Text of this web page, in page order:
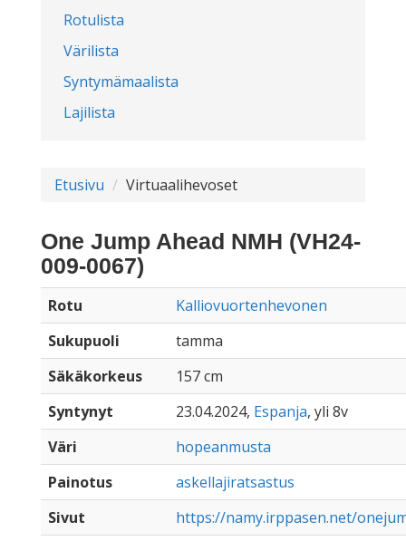
Rotulista
Värilista
Syntymämaalista
Lajilista
Etusivu Virtuaalihevoset
One Jump Ahead NMH (VH24-
009-0067)
Rotu
Kalliovuortenhevonen
Sukupuoli
tamma
Säkäkorkeus
157 cm
Syntynyt
23.04.2024, Espanja, yli 8v
Väri
hopeanmusta
Painotus
askellajiratsastus
Sivut
https://namy.irppasen.net/